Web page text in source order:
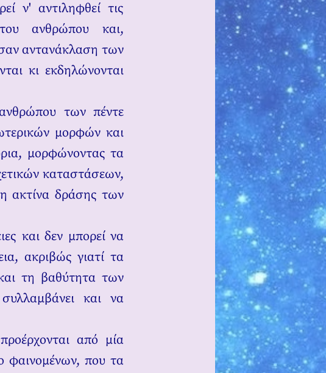
ν' αντιληφθεί τις
ανθρώπου και,
αντανάκλαση των
κι εκδηλώνονται
των πέντε
μορφών και
μορφώνοντας τα
καταστάσεων,
ακτίνα δράσης των
και δεν μπορεί να
ακριβώς γιατί τα
τη βαθύτητα των
και να
από μία
φαινομένων, που τα